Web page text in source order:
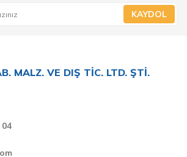
KAYDOL
MALZ. VE DIŞ TİC. LTD. ŞTİ.
04